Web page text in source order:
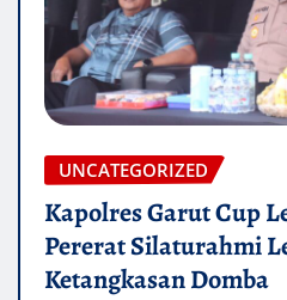
UNCATEGORIZED
Kapolres Garut Cup
Pererat Silaturahmi
Ketangkasan Domba